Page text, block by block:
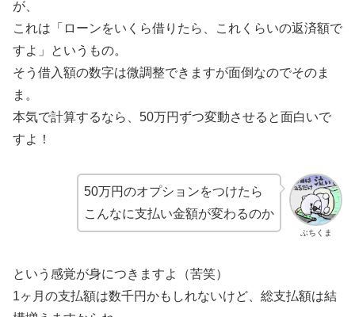
が、
これは「ローンをいくら借りたら、これくらいの返済額で
すよ」というもの。
そう借入額の数字は微調整できますが面倒なのでそのま
ま。
本気で計算するなら、50万円ずつ変動させると面白いで
すよ！
ぶちくま
50万円のオプションをつけたら
こんなに支払い金額が変わるのか
という感覚が身につきますよ（苦笑）
1ヶ月の支払額は数千円かもしれないけど、総支払額は結